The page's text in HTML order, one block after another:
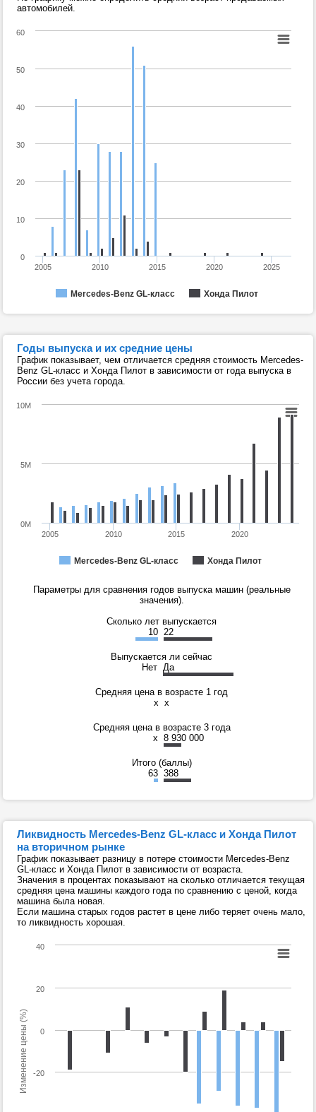
автомобилей.
Mercedes-Benz GL-класс Хонда Пилот
2005 2010 2015 2020 2025
0
10
20
30
40
50
60
Годы выпуска и их средние цены
График показывает, чем отличается средняя стоимость Mercedes-
Benz GL-класс и Хонда Пилот в зависимости от года выпуска в
России без учета города.
Mercedes-Benz GL-класс Хонда Пилот
2005 2010 2015 2020
0M
5M
10M
Параметры для сравнения годов выпуска машин (реальные
значения).
Сколько лет выпускается
10 22
Выпускается ли сейчас
Нет Да
Средняя цена в возрасте 1 год
x x
Средняя цена в возрасте 3 года
x 8 930 000
Итого (баллы)
63 388
Ликвидность Mercedes-Benz GL-класс и Хонда Пилот
на вторичном рынке
График показывает разницу в потере стоимости Mercedes-Benz
GL-класс и Хонда Пилот в зависимости от возраста.
Значения в процентах показывают на сколько отличается текущая
средняя цена машины каждого года по сравнению с ценой, когда
машина была новая.
Если машина старых годов растет в цене либо теряет очень мало,
то ликвидность хорошая.
Изменение цены (%) -20
0
20
40